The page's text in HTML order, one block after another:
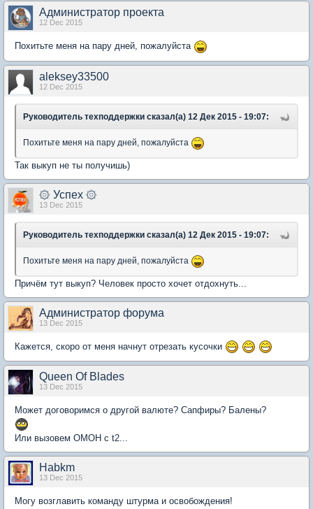
Администратор проекта
12 Dec 2015
Похитьте меня на пару дней, пожалуйста
aleksey33500
12 Dec 2015
Руководитель техподдержки сказал(а) 12 Дек 2015 - 19:07:
Похитьте меня на пару дней, пожалуйста
Так выкуп не ты получишь)
۞ Успех ۞
13 Dec 2015
Руководитель техподдержки сказал(а) 12 Дек 2015 - 19:07:
Похитьте меня на пару дней, пожалуйста
Причём тут выкуп? Человек просто хочет отдохнуть...
Администратор форума
13 Dec 2015
Кажется, скоро от меня начнут отрезать кусочки
Queen Of Blades
13 Dec 2015
Может договоримся о другой валюте? Сапфиры? Балены?
Или вызовем ОМОН с t2...
Habkm
13 Dec 2015
Могу возглавить команду штурма и освобождения!